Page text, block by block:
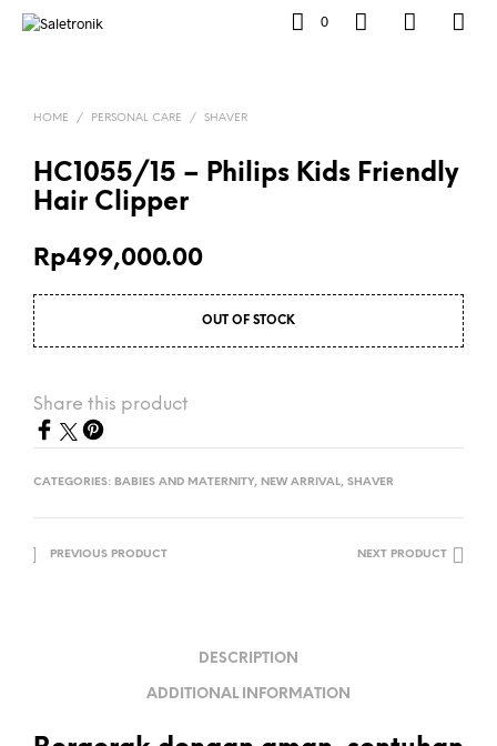
0
HOME / PERSONAL CARE / SHAVER
HC1055/15 – Philips Kids Friendly
Hair Clipper
Rp499,000.00
OUT OF STOCK
Share this product
CATEGORIES: BABIES AND MATERNITY, NEW ARRIVAL, SHAVER
PREVIOUS PRODUCT NEXT PRODUCT
DESCRIPTION
ADDITIONAL INFORMATION